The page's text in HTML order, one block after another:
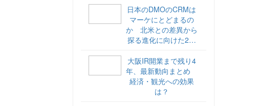
日本のDMOのCRMは
マーケにとどまるの
か 北米との差異から
探る進化に向けた2ス
海外DMOのリアル
vol.6】
大阪IR開業まで残り4
年、最新動向まとめ
経済・観光への効果
は？